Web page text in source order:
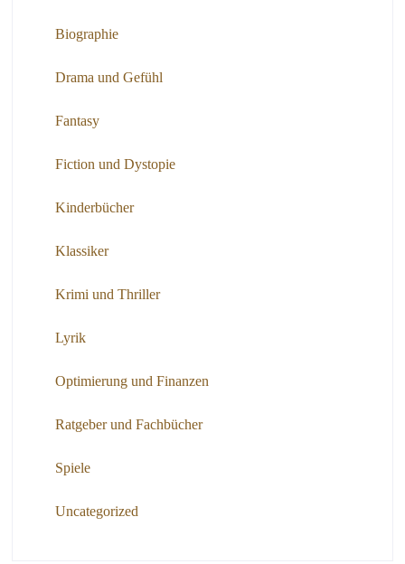
Biographie
Drama und Gefühl
Fantasy
Fiction und Dystopie
Kinderbücher
Klassiker
Krimi und Thriller
Lyrik
Optimierung und Finanzen
Ratgeber und Fachbücher
Spiele
Uncategorized